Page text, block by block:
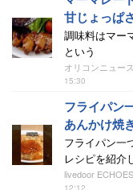
甘じょっぱ
調味料はマー
という
オリコンニュース
15:30
フライパン
あんかけ焼
フライパン一
レシピを紹介
livedoor ECHOES
12:12